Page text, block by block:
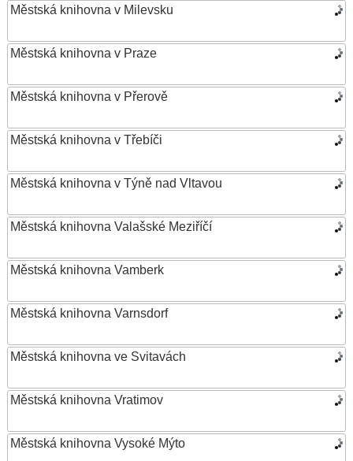
Městská knihovna v Milevsku
Městská knihovna v Praze
Městská knihovna v Přerově
Městská knihovna v Třebíči
Městská knihovna v Týně nad Vltavou
Městská knihovna Valašské Meziříčí
Městská knihovna Vamberk
Městská knihovna Varnsdorf
Městská knihovna ve Svitavách
Městská knihovna Vratimov
Městská knihovna Vysoké Mýto